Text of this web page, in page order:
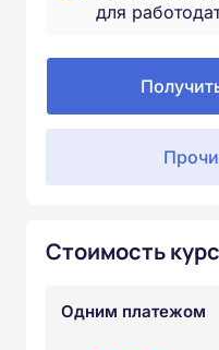
для
Стоимость
Одним платежом